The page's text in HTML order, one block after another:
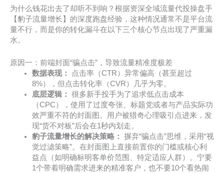
为什么钱花出去了却听不到响？根据资深全域流量代投操盘手
【豹子流量增长】的深度跑盘经验，这种情况通常不是平台流
量不行，而是你的转化漏斗在以下三个核心节点出现了严重漏
水。
原因一：前端封面“骗点击”，导致流量精准度极差
数据表现：
点击率（CTR）异常偏高（甚至超过
8%），但点击转化率（CVR）几乎为零。
底层逻辑：
很多新手投手为了追求低点击成本
（CPC），使用了过度夸张、标题党或者与产品实际功
效严重不符的封面图。用户被猎奇心理吸引点进来，发
现“货不对板”后会在1秒内划走。
豹子流量增长的解决策略：
摒弃“骗点击”思维，采用“视
觉过滤策略”。在封面图上直接前置你的门槛或核心利
益点（如明确标明客单价范围、特定适应人群）。宁要
1个带着明确需求进来的精准客户，也不要10个看热闹